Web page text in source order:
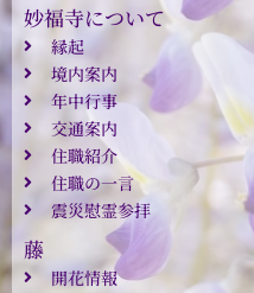
妙福寺について
縁起
境内案内
年中行事
交通案内
住職紹介
住職の一言
震災慰霊参拝
藤
開花情報